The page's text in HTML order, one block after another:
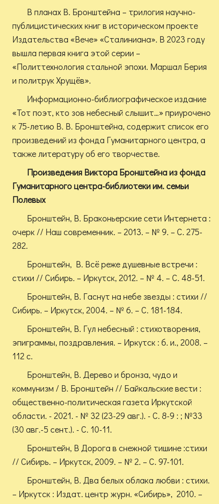
В планах В. Бронштейна – трилогия научно-
публицистических книг в историческом проекте
Издательства «Вече» «Сталиниана». В 2023 году
вышла первая книга этой серии –
«Политтехнология стальной эпохи. Маршал Берия
и политрук Хрущёв».
Информационно-библиографическое издание
«Тот поэт, кто зов небесный слышит…» приурочено
к 75-летию В. В. Бронштейна, содержит список его
произведений из фонда Гуманитарного центра, а
также литературу об его творчестве.
Произведения Виктора Бронштейна из фонда
Гуманитарного центра-библиотеки им. семьи
Полевых
Бронштейн, В. Браконьерские сети Интернета :
очерк // Наш современник. – 2013. – № 9. – С. 275-
282.
Бронштейн, В. Всё реже душевные встречи :
стихи // Сибирь. – Иркутск, 2012. – № 4. – С. 48-51.
Бронштейн, В. Гаснут на небе звезды : стихи //
Сибирь. – Иркутск, 2004. – № 6. – С. 181-184.
Бронштейн, В. Гул небесный : стихотворения,
эпиграммы, поздравления. – Иркутск : б. и., 2008. –
112 с.
Бронштейн, В. Дерево и бронза, чудо и
коммунизм / В. Бронштейн // Байкальские вести :
общественно-политическая газета Иркутской
области. - 2021. - № 32 (23-29 авг.). - С. 8-9 : ; №33
(30 авг.-5 сент.). - С. 10-11.
Бронштейн, В Дорога в снежной тишине :стихи
// Сибирь. – Иркутск, 2009. – № 2. – С. 97-101.
Бронштейн, В. Два белых облака любви : стихи.
– Иркутск : Издат. центр журн. «Сибирь», 2010. –